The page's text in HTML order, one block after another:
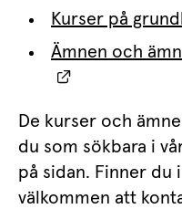
Kurser på
Ämnen och
Länk till
De kurser och
du som sökbara i
på sidan. Finner du
välkommen att